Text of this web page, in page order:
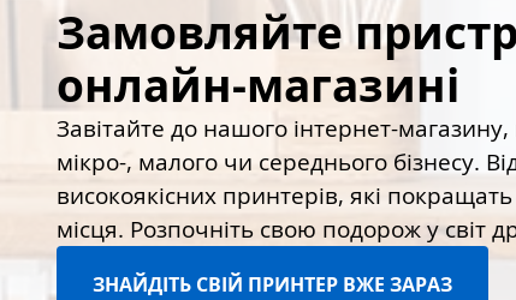
Замовляйте
онлайн-магазині
Завітайте до нашого інтернет-
мікро-, малого чи середнього бізнесу.
високоякісних принтерів, які
місця. Розпочніть свою подорож у світ
ЗНАЙДІТЬ СВІЙ ПРИНТЕР ВЖЕ ЗАРАЗ